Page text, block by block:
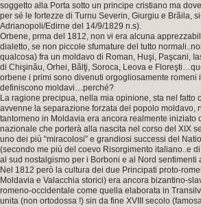
soggetto alla Porta sotto un principe cristiano ma
per sé le fortezze di Turnu Severin, Giurgiu e Brăila,
Adrianopoli/Edirne del 14/9/1829 n.s).
Orbene, prma del 1812, non vi era alcuna
dialetto, se non piccole sfumature del tutto
qualcosa) fra un moldavo di Roman, Huşi, Paşcani,
di Chişinău, Orhei, Bălţi, Soroca, Leova e
orbene i primi sono divenuti orgogliosamente romeni
definiscono moldavi…perché?
La ragione precipua, nella mia opinione, sta nel fatto
avvenne la separazione forzata del popolo moldavo,
tantomeno in Moldavia era ancora realmente iniziato
nazionale che porterà alla nascita nel corso del XIX
uno dei più “miracolosi” e grandiosi successi del
(secondo me più del coevo Risorgimento italiano..e
al sud nostalgismo per i Borboni e al Nord sentimenti
Nel 1812 però la cultura dei due Principati proto-
Moldavia e Valacchia storici) era ancora bizantino-
romeno-occidentale come quella elaborata in
unita (non ortodossa !) sin da fine XVIII secolo